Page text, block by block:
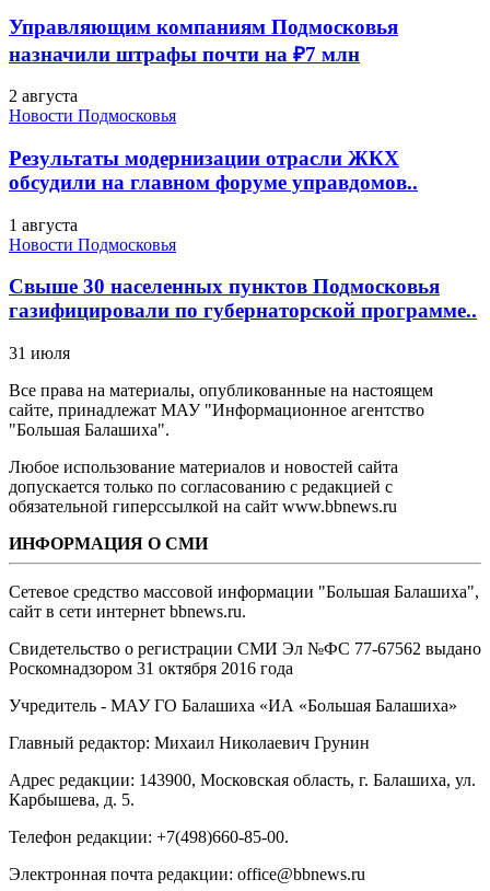
Управляющим компаниям Подмосковья
назначили штрафы почти на ₽7 млн
2 августа
Новости Подмосковья
Результаты модернизации отрасли ЖКХ
обсудили на главном форуме управдомов..
1 августа
Новости Подмосковья
Свыше 30 населенных пунктов Подмосковья
газифицировали по губернаторской программе..
31 июля
Все права на материалы, опубликованные на настоящем
сайте, принадлежат МАУ "Информационное агентство
"Большая Балашиха".
Любое использование материалов и новостей сайта
допускается только по согласованию с редакцией с
обязательной гиперссылкой на сайт www.bbnews.ru
ИНФОРМАЦИЯ О СМИ
Сетевое средство массовой информации "Большая Балашиха",
сайт в сети интернет bbnews.ru.
Свидетельство о регистрации СМИ Эл №ФС ‎77-67562 выдано
Роскомнадзором 31 октября 2016 года
Учредитель - МАУ ГО Балашиха «ИА «Большая Балашиха»
Главный редактор: Михаил Николаевич Грунин
Адрес редакции: 143900, Московская область, г. Балашиха, ул.
Карбышева, д. 5.
Телефон редакции: +7(498)660-85-00.
Электронная почта редакции: office@bbnews.ru